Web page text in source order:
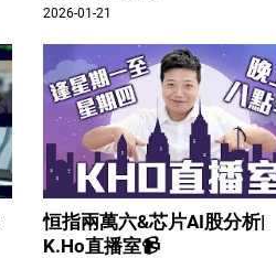
2026-01-21
恒指兩萬六&芯片AI股分析|
K.Ho直播室📹